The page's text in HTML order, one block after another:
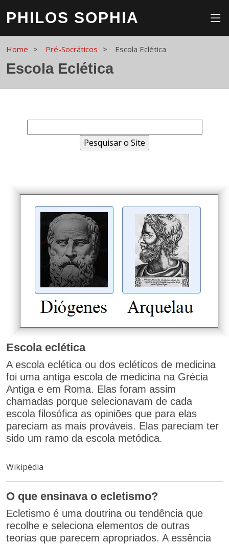
PHILOS SOPHIA
Home Pré-Socráticos Escola Eclética
Escola Eclética
Escola eclética
A escola eclética ou dos ecléticos de medicina
foi uma antiga escola de medicina na Grécia
Antiga e em Roma. Elas foram assim
chamadas porque selecionavam de cada
escola filosófica as opiniões que para elas
pareciam as mais prováveis. Elas pareciam ter
sido um ramo da escola metódica.
Wikipédia
O que ensinava o ecletismo?
Ecletismo é uma doutrina ou tendência que
recolhe e seleciona elementos de outras
teorias que parecem apropriados. A essência